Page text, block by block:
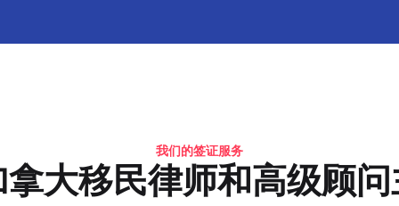
我们的签证服务
大移民律师和高级顾